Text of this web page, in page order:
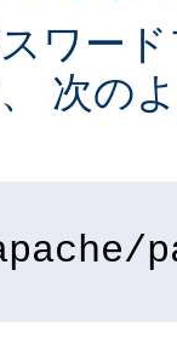
ワー
次の